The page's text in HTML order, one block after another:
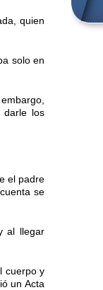
quien
solo en
darle los
el padre
se
al llegar
cuerpo y
un Acta